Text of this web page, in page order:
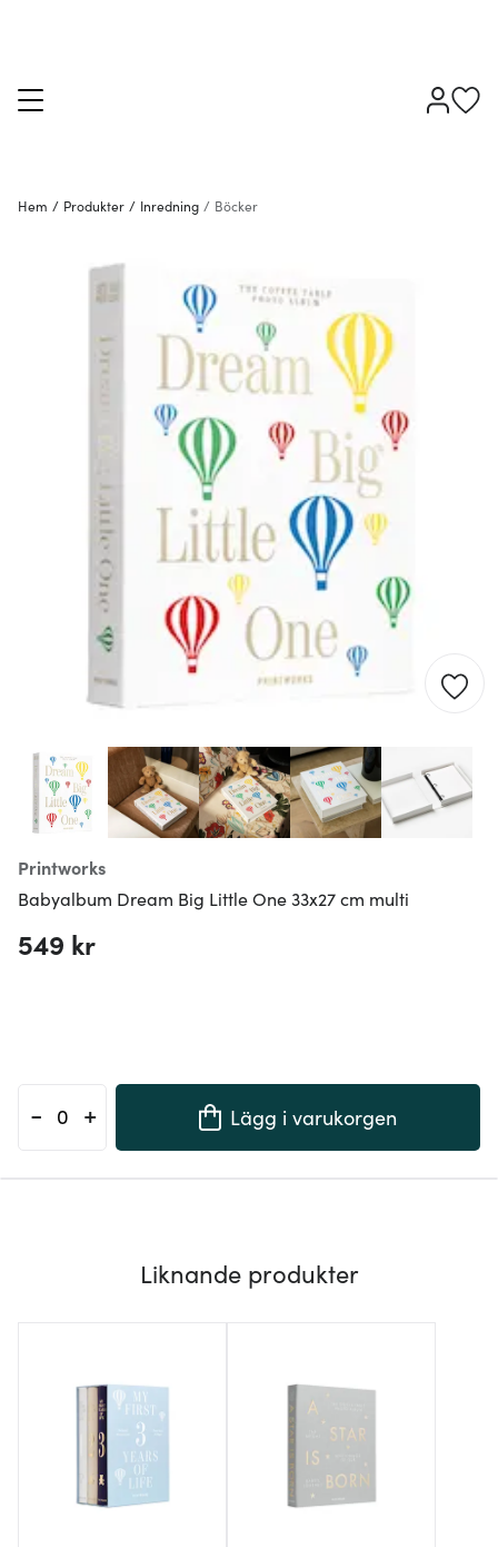
Hem / Produkter / Inredning / Böcker
Printworks
Babyalbum Dream Big Little One 33x27 cm multi
549 kr
- + Lägg i varukorgen
Liknande produkter